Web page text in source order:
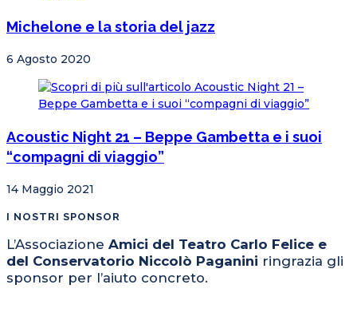
Michelone e la storia del jazz
6 Agosto 2020
Acoustic Night 21 – Beppe Gambetta e i suoi
“compagni di viaggio”
14 Maggio 2021
I NOSTRI SPONSOR
L’Associazione Amici del Teatro Carlo Felice e
del Conservatorio Niccolò Paganini ringrazia gli
sponsor per l’aiuto concreto.